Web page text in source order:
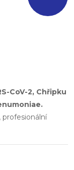
CoV-2, Chřipku
.